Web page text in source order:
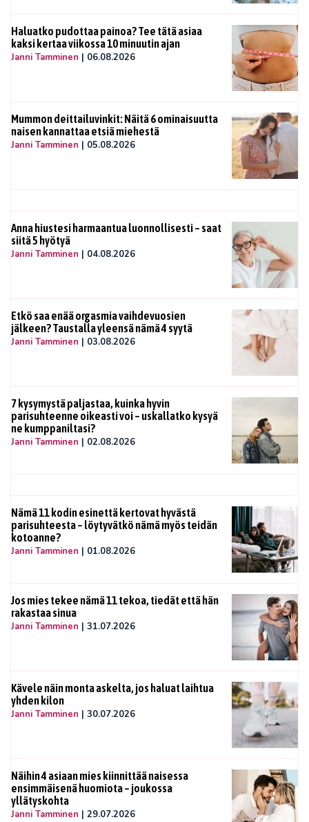
Haluatko pudottaa painoa? Tee tätä asiaa
kaksi kertaa viikossa 10 minuutin ajan
Janni Tamminen | 06.08.2026
Mummon deittailuvinkit: Näitä 6 ominaisuutta
naisen kannattaa etsiä miehestä
Janni Tamminen | 05.08.2026
Anna hiustesi harmaantua luonnollisesti – saat
siitä 5 hyötyä
Janni Tamminen | 04.08.2026
Etkö saa enää orgasmia vaihdevuosien
jälkeen? Taustalla yleensä nämä 4 syytä
Janni Tamminen | 03.08.2026
7 kysymystä paljastaa, kuinka hyvin
parisuhteenne oikeasti voi – uskallatko kysyä
ne kumppaniltasi?
Janni Tamminen | 02.08.2026
Nämä 11 kodin esinettä kertovat hyvästä
parisuhteesta – löytyvätkö nämä myös teidän
kotoanne?
Janni Tamminen | 01.08.2026
Jos mies tekee nämä 11 tekoa, tiedät että hän
rakastaa sinua
Janni Tamminen | 31.07.2026
Kävele näin monta askelta, jos haluat laihtua
yhden kilon
Janni Tamminen | 30.07.2026
Näihin 4 asiaan mies kiinnittää naisessa
ensimmäisenä huomiota – joukossa
yllätyskohta
Janni Tamminen | 29.07.2026